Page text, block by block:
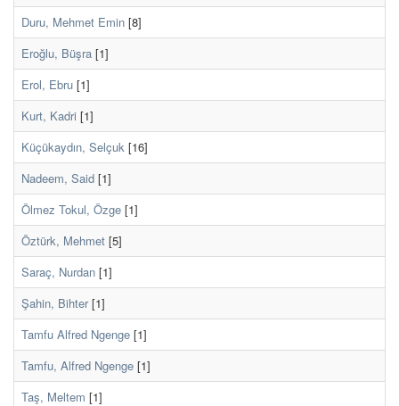
Duru, Mehmet Emin [8]
Eroğlu, Büşra [1]
Erol, Ebru [1]
Kurt, Kadri [1]
Küçükaydın, Selçuk [16]
Nadeem, Said [1]
Ölmez Tokul, Özge [1]
Öztürk, Mehmet [5]
Saraç, Nurdan [1]
Şahin, Bihter[1]
Tamfu Alfred Ngenge [1]
Tamfu, Alfred Ngenge [1]
Taş, Meltem [1]